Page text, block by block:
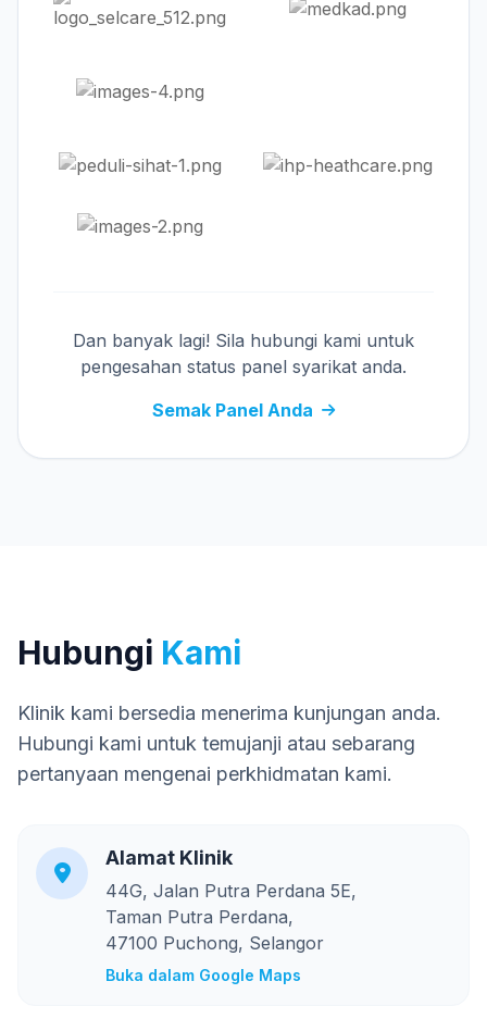
Dan banyak lagi! Sila hubungi kami untuk
pengesahan status panel syarikat anda.
Semak Panel Anda
Hubungi Kami
Klinik kami bersedia menerima kunjungan anda.
Hubungi kami untuk temujanji atau sebarang
pertanyaan mengenai perkhidmatan kami.
Alamat Klinik
44G, Jalan Putra Perdana 5E,
Taman Putra Perdana,
47100 Puchong, Selangor
Buka dalam Google Maps